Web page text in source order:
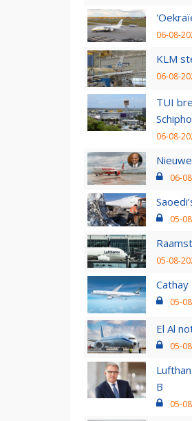
06-08-
KLM
06-08-
TUI
06-08-
06-
05-
05-08-
05-
El Al
05-
B
05-